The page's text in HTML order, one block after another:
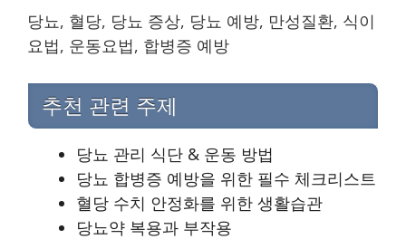
당뇨, 혈당, 당뇨 증상, 당뇨 예방, 만성질환, 식이
요법, 운동요법, 합병증 예방
추천 관련 주제
당뇨 관리 식단 & 운동 방법
당뇨 합병증 예방을 위한 필수 체크리스트
혈당 수치 안정화를 위한 생활습관
당뇨약 복용과 부작용